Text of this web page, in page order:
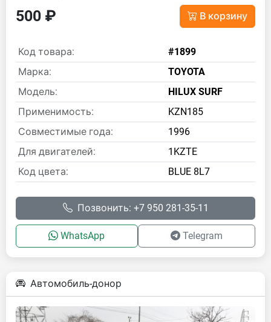
500 ₽ В корзину
Код товара:
#1899
Марка:
TOYOTA
Модель:
HILUX SURF
Применимость:
KZN185
Совместимые года:
1996
Для двигателей:
1KZTE
Код цвета:
BLUE 8L7
Позвонить: +7 950 281-35-11
WhatsApp Telegram
Автомобиль-донор